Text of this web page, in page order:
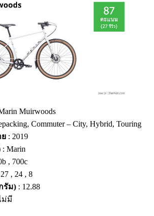
Muirwoods
Commuter – City, Hybrid, Touring
: 2019
: Marin
, 700c
, 24 , 8
รัม) : 12.88
ม่มี